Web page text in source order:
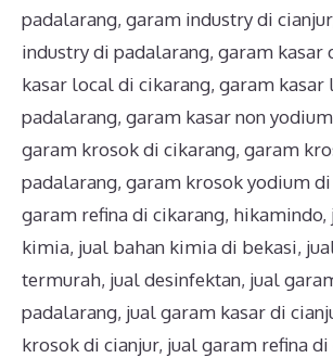
padalarang, garam industry di cianjur
industry di padalarang, garam kasar
kasar local di cikarang, garam kasar
padalarang, garam kasar non
garam krosok di cikarang, garam
padalarang, garam krosok yodium
garam refina di cikarang, hikamindo,
kimia, jual bahan kimia di bekasi,
termurah, jual desinfektan, jual
padalarang, jual garam kasar di
krosok di cianjur, jual garam refina di